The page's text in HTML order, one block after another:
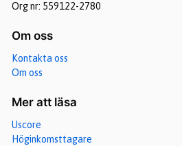
Org nr: 559122-2780
Om oss
Kontakta oss
Om oss
Mer att läsa
Uscore
Höginkomsttagare